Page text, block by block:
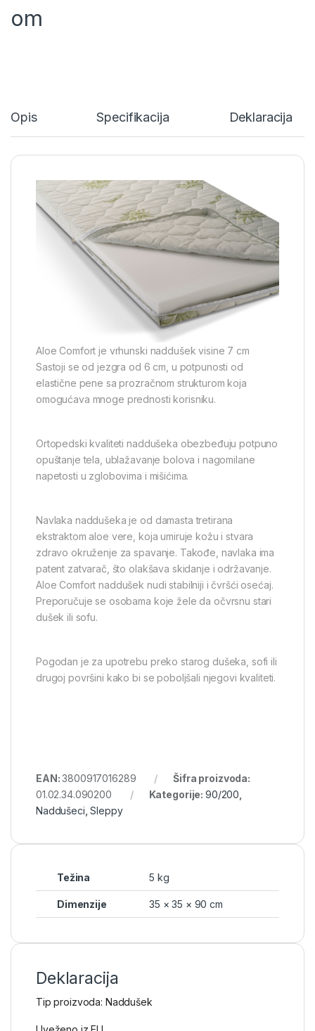
om
Opis Specifikacija Deklaracija
Aloe Comfort je vrhunski naddušek visine 7 cm
Sastoji se od jezgra od 6 cm, u potpunosti od
elastične pene sa prozračnom strukturom koja
omogućava mnoge prednosti korisniku.
Ortopedski kvaliteti naddušeka obezbeđuju potpuno
opuštanje tela, ublažavanje bolova i nagomilane
napetosti u zglobovima i mišićima.
Navlaka naddušeka je od damasta tretirana
ekstraktom aloe vere, koja umiruje kožu i stvara
zdravo okruženje za spavanje. Takođe, navlaka ima
patent zatvarač, što olakšava skidanje i održavanje.
Aloe Comfort naddušek nudi stabilniji i čvršći osećaj.
Preporučuje se osobama koje žele da očvrsnu stari
dušek ili sofu.
Pogodan je za upotrebu preko starog dušeka, sofi ili
drugoj površini kako bi se poboljšali njegovi kvaliteti.
EAN:3800917016289
Šifra proizvoda:
01.02.34.090200
Kategorije: 90/200
Naddušeci ,Sleppy
Težina 5 kg
Dimenzije 35 × 35 × 90 cm
Deklaracija
Tip proizvoda: Naddušek